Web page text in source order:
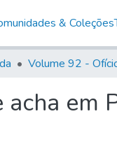
& Coleções
em